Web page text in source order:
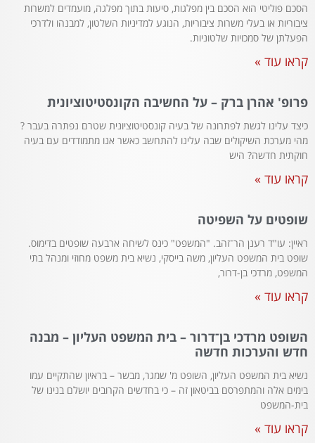
הסכם פוליטי הוא הסכם בין מפלגות, סיעות בתוך מפלגה, מועמדים למשרות
ציבוריות או בעלי משרות ציבוריות, הנוגע למדיניות השלטון, למבנהו ולדרכי
הפעלתן של סמכויות שלטוניות.
קראו עוד »
פרופ' אהרן ברק – על החשיבה הקונסטיטוציונית
כיצד עלינו לגשת לפתרונה של בעיה קונסטיטוציונית שטרם נפתרה בעבר ?
מהי מערכת השיקולים שבה עלינו להתחשב כאשר אנו מתמודדים עם בעיה
חוקתית חדשה? היש
קראו עוד »
שופטים על השפיטה
ראיין: עו"ד רענן הר־זהב. "המשפט" כינס לשיחה ארבעה שופטים בדימוס.
שופט בית המשפט העליון, משה בייסקי, נשיא בית משפט מחוזי ומנהל בתי
המשפט, מרדכי בן-דרור,
קראו עוד »
השופט מרדכי בן־דרור – בית המשפט העליון – מבנה
חדש והערכות חדשה
נשיא בית המשפט העליון, השופט מ' שמגר, מבשר – בראיון שהתקיים עמו
בימים אלה והמתפרסם בביטאון זה – כי בחדשים הקרובים יושלם בנינו של
בית-המשפט
קראו עוד »